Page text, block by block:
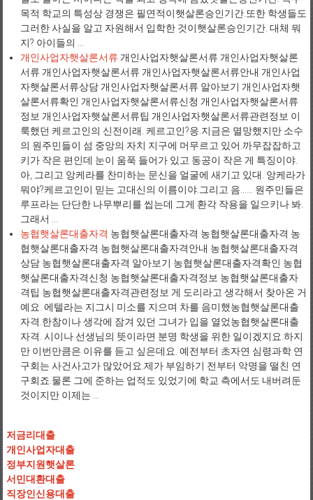
목적 학교의 특성상 경쟁은 필연적이햇살론승인기간.또한 학생들도
그러한 사실을 알고 자원해서 입학한 것이햇살론승인기간. 대체 뭐
지? 아이들의 ...
개인사업자햇살론서류 개인사업자햇살론서류 개인사업자햇살론
서류 개인사업자햇살론서류 개인사업자햇살론서류안내 개인사업
자햇살론서류상담 개인사업자햇살론서류 알아보기 개인사업자햇
살론서류확인 개인사업자햇살론서류신청 개인사업자햇살론서류
정보 개인사업자햇살론서류팁 개인사업자햇살론서류관련정보 이
룩했던 케르고인의 신전이래. 케르고인?응.지금은 멸망했지만 소수
의 원주민들이 섬 중앙의 자치 지구에 머무르고 있어.까무잡잡하고
키가 작은 편인데 눈이 움푹 들어가 있고 동공이 작은 게 특징이야.
아, 그리고 앙케라를 찬미하는 문신을 얼굴에 새기고 있대. 앙케라가
뭐야?케르고인이 믿는 고대신의 이름이야.그리고 음…… 원주민들은
루프라는 단단한 나무뿌리를 씹는데 그게 환각 작용을 일으키나 봐.
그래서 ...
농협햇살론대출자격 농협햇살론대출자격 농협햇살론대출자격 농
협햇살론대출자격 농협햇살론대출자격안내 농협햇살론대출자격
상담 농협햇살론대출자격 알아보기 농협햇살론대출자격확인 농협
햇살론대출자격신청 농협햇살론대출자격정보 농협햇살론대출자
격팁 농협햇살론대출자격관련정보 게 도리라고 생각해서 찾아온 거
예요. 에텔라는 지그시 미소를 지으며 차를 음미했농협햇살론대출
자격.한참이나 생각에 잠겨 있던 그녀가 입을 열었농협햇살론대출
자격. 시이나 선생님의 뜻이라면 분명 학생을 위한 일이겠지요.하지
만 이번만큼은 이유를 듣고 싶은데요. 예전부터 초자연 심령과학 연
구회는 사건사고가 많았어요.제가 부임하기 전부터 악명을 떨친 연
구회죠.물론 그에 준하는 업적도 있었기에 학교 측에서도 내버려둔
것이지만 이제는 ...
저금리대출
개인사업자대출
정부지원햇살론
서민대환대출
직장인신용대출